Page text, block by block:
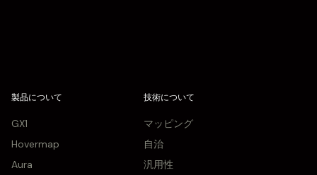
製品について
GX1
Hovermap
Aura
技術について
マッピング
自治
汎用性